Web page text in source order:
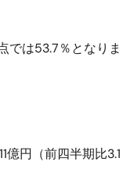
は53.7％となり
円（前四半期比